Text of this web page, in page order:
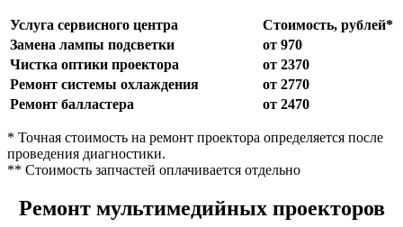
Услуга сервисного центра
Стоимость, рублей*
Замена лампы подсветки
от 970
Чистка оптики проектора
от 2370
Ремонт системы охлаждения
от 2770
Ремонт балластера
от 2470
* Точная стоимость на ремонт проектора определяется после
проведения диагностики.
** Стоимость запчастей оплачивается отдельно
Ремонт мультимедийных проекторов